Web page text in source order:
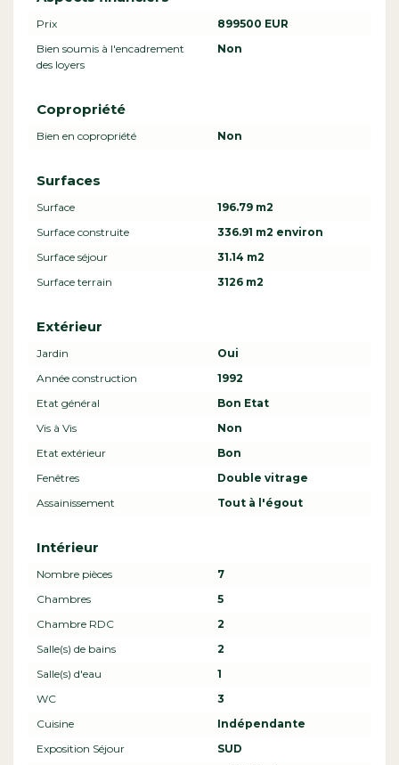
Prix
899500 EUR
Bien soumis à l'encadrement
des loyers
Non
Copropriété
Bien en copropriété Non
Surfaces
Surface
196.79 m2
Surface construite
336.91 m2 environ
Surface séjour
31.14 m2
Surface terrain
3126 m2
Extérieur
Jardin
Oui
Année construction
1992
Etat général
Bon Etat
Vis à Vis
Non
Etat extérieur
Bon
Fenêtres
Double vitrage
Assainissement
Tout à l'égout
Intérieur
Nombre pièces
7
Chambres
5
Chambre RDC
2
Salle(s) de bains
2
Salle(s) d'eau
1
WC
3
Cuisine
Indépendante
Exposition Séjour
SUD